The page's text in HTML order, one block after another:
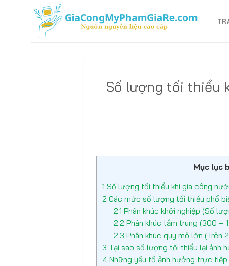
Số lượng tối thiểu
Mục lục
1 Số lượng tối thiểu khi gia công
2 Các mức số lượng tối thiểu phổ
2.1 Phân khúc khởi nghiệp (Số
2.2 Phân khúc tầm trung (300 –
2.3 Phân khúc quy mô lớn (Trên
3 Tại sao số lượng tối thiểu lại ảnh
4 Những yếu tố ảnh hưởng trực